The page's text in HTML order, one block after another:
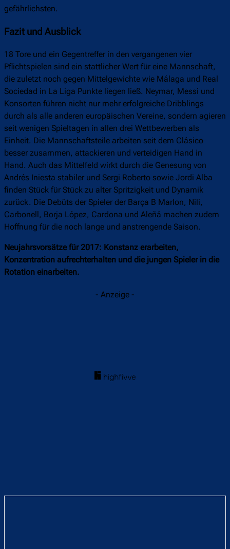
gefährlichsten.
Fazit und Ausblick
18 Tore und ein Gegentreffer in den vergangenen vier
Pflichtspielen sind ein stattlicher Wert für eine Mannschaft,
die zuletzt noch gegen Mittelgewichte wie Málaga und Real
Sociedad in La Liga Punkte liegen ließ. Neymar, Messi und
Konsorten führen nicht nur mehr erfolgreiche Dribblings
durch als alle anderen europäischen Vereine, sondern agieren
seit wenigen Spieltagen in allen drei Wettbewerben als
Einheit. Die Mannschaftsteile arbeiten seit dem Clásico
besser zusammen, attackieren und verteidigen Hand in
Hand. Auch das Mittelfeld wirkt durch die Genesung von
Andrés Iniesta stabiler und Sergi Roberto sowie Jordi Alba
finden Stück für Stück zu alter Spritzigkeit und Dynamik
zurück. Die Debüts der Spieler der Barça B Marlon, Nili,
Carbonell, Borja López, Cardona und Aleñá machen zudem
Hoffnung für die noch lange und anstrengende Saison.
Neujahrsvorsätze für 2017: Konstanz erarbeiten,
Konzentration aufrechterhalten und die jungen Spieler in die
Rotation einarbeiten.
- Anzeige -